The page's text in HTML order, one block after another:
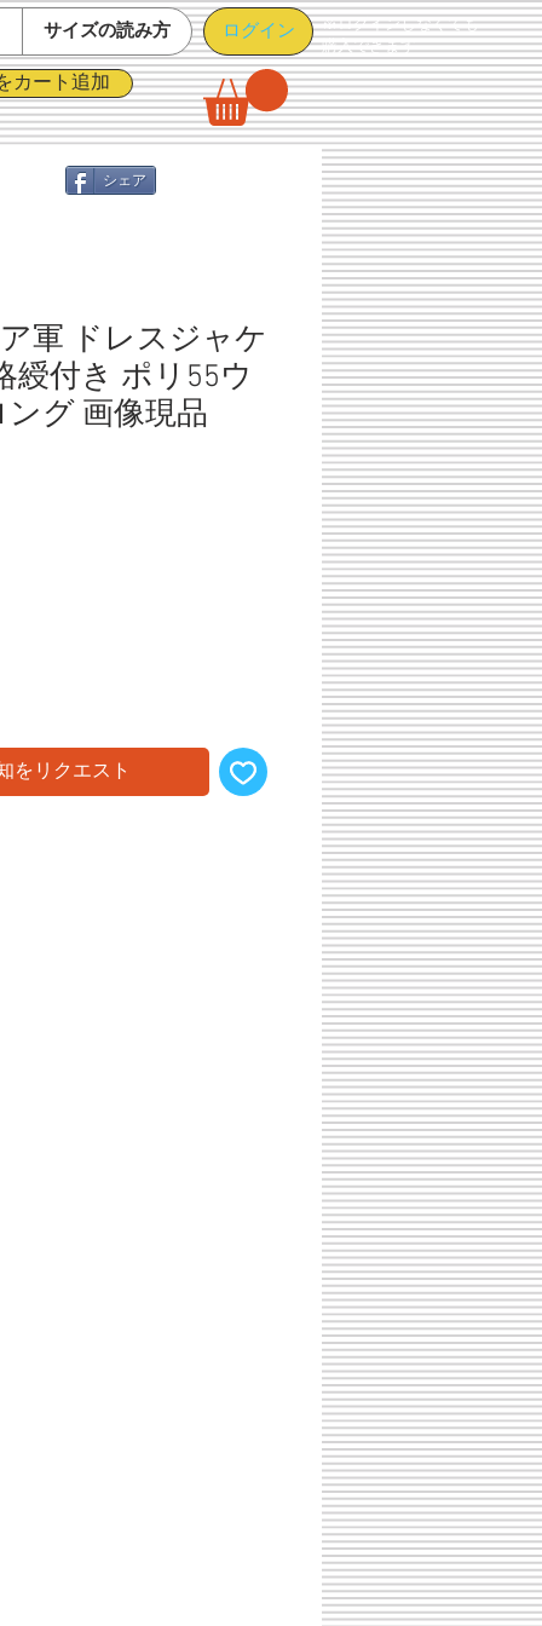
サイズの読み方
カート追加
ログイン
※ログインしなくても
購入できます
軍 ドレスジャケ
綬付き ポリ55ウ
ング 画像現品
をリクエスト
シェア